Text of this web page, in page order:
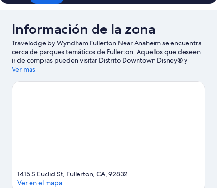
Información de la zona
Travelodge by Wyndham Fullerton Near Anaheim se encuentra
cerca de parques temáticos de Fullerton. Aquellos que deseen
ir de compras pueden visitar Distrito Downtown Disney® y
Centro comercial Anaheim GardenWalk, mientras que quienes
pueden ir a Disneyland® Resort y Parque temático Knott's Berry
Ver más
1415 S Euclid St, Fullerton, CA, 92832
Ver en el mapa